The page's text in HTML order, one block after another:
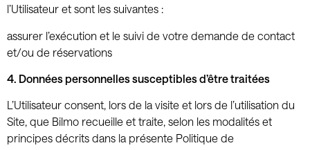
l’Utilisateur et sont les suivantes :
assurer l’exécution et le suivi de votre demande de contact
et/ou de réservations
4. Données personnelles susceptibles d’être traitées
L’Utilisateur consent, lors de la visite et lors de l’utilisation du
Site, que Bilmo recueille et traite, selon les modalités et
principes décrits dans la présente Politique de